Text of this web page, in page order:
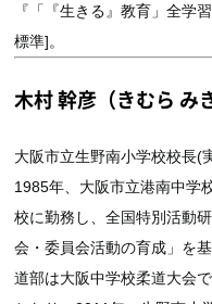
『「『生きる』教育」全学
標準]。
木村 幹彦（きむら み
大阪市立生野南小学校校長(
1985年、大阪市立港南中学
校に勤務し、全国特別活動
会・委員会活動の育成」を
道部は大阪中学校柔道大会